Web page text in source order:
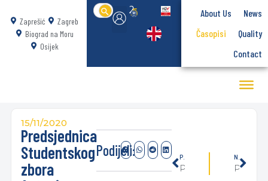
Zaprešić
Zagreb
Biograd na Moru
Osijek
Search
for:
About Us
News
Časopisi
Quality
Contact
15/11/2020
Predsjednica
Studentskog
zbora
Podijeli: PREVIOUSLY
Poziv na javna predavanja koja će održati Marko Galić, mag.oec. i Tomislav Horvat, mag.oec.